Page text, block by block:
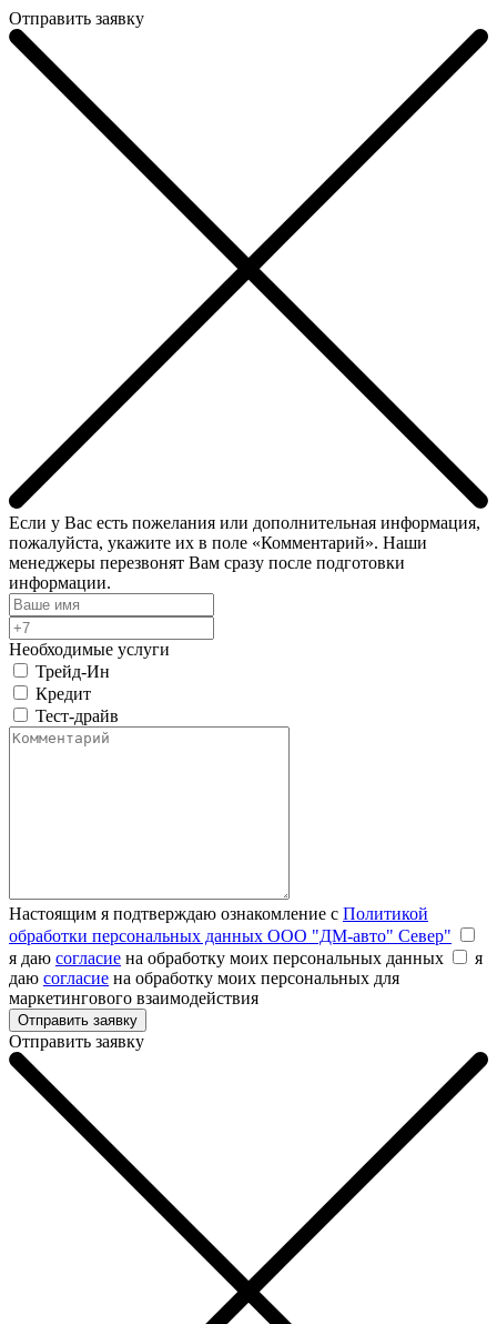
Отправить заявку
Если у Вас есть пожелания или дополнительная информация,
пожалуйста, укажите их в поле «Комментарий». Наши
менеджеры перезвонят Вам сразу после подготовки
информации.
Необходимые услуги
Трейд-Ин
Кредит
Тест-драйв
Настоящим я подтверждаю ознакомление с Политикой
обработки персональных данных ООО "ДМ-авто" Север"
я даю согласие на обработку моих персональных данных
я
даю согласие на обработку моих персональных для
маркетингового взаимодействия
Отправить заявку